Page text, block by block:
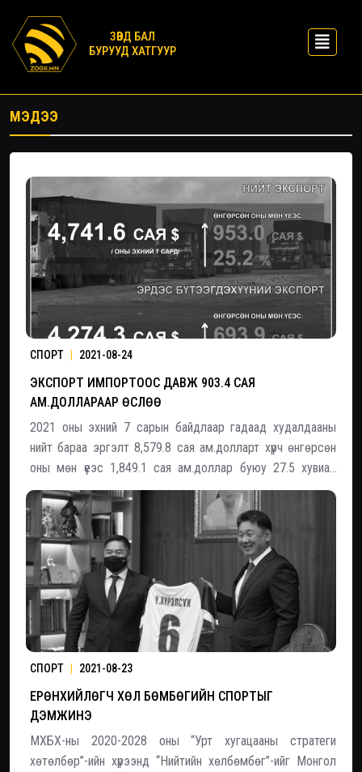
ЗӨВД БАЛ
БУРУУД ХАТГУУР
МЭДЭЭ
СПОРТ 2021-08-24
ЭКСПОРТ ИМПОРТООС ДАВЖ 903.4 САЯ
АМ.ДОЛЛАРААР ӨСЛӨӨ
2021 оны эхний 7 сарын байдлаар гадаад худалдааны
нийт бараа эргэлт 8,579.8 сая ам.долларт хүрч өнгөрсөн
оны мөн үеэс 1,849.1 сая ам.доллар буюу 27.5 хувиар
өссөн байна. Экспорт импортоос давамгайлж 903.4 сая
ам.доллараар өссөн үзүүлэлттэй гарчээ. Нийт экспорт оны
эхний 7 сарын байдлаар 4,741.6 сая
СПОРТ 2021-08-23
ЕРӨНХИЙЛӨГЧ ХӨЛ БӨМБӨГИЙН СПОРТЫГ
ДЭМЖИНЭ
МХБХ-ны 2020-2028 оны “Урт хугацааны стратеги
хөтөлбөр”-ийн хүрээнд “Нийтийн хөлбөмбөг”-ийг Монгол